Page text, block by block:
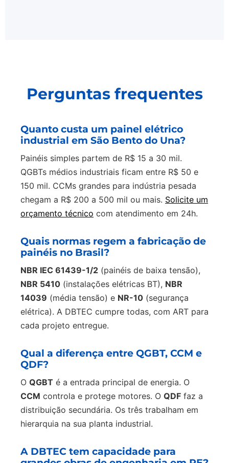
Perguntas frequentes
Quanto custa um painel elétrico
industrial em São Bento do Una?
Painéis simples partem de R$ 15 a 30 mil.
QGBTs médios industriais ficam entre R$ 50 e
150 mil. CCMs grandes para indústria pesada
chegam a R$ 200 a 500 mil ou mais. Solicite um
orçamento técnico com atendimento em 24h.
Quais normas regem a fabricação de
painéis no Brasil?
NBR IEC 61439-1/2 (painéis de baixa tensão),
NBR 5410 (instalações elétricas BT), NBR
14039 (média tensão) e NR-10 (segurança
elétrica). A DBTEC cumpre todas, com ART para
cada projeto entregue.
Qual a diferença entre QGBT, CCM e
QDF?
O QGBT é a entrada principal de energia. O
CCM controla e protege motores. O QDF faz a
distribuição secundária. Os três trabalham em
hierarquia na sua planta industrial.
A DBTEC tem capacidade para